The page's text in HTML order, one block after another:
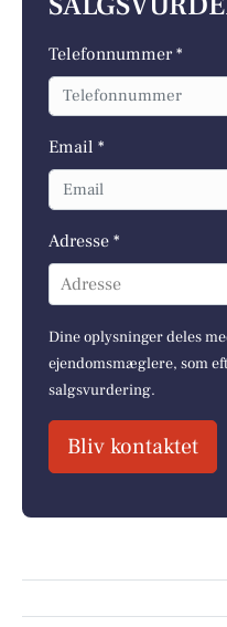
Telefonnummer *
Email *
Adresse *
Adresse
Dine oplysninger deles
ejendomsmæglere, som
salgsvurdering.
Bliv kontaktet